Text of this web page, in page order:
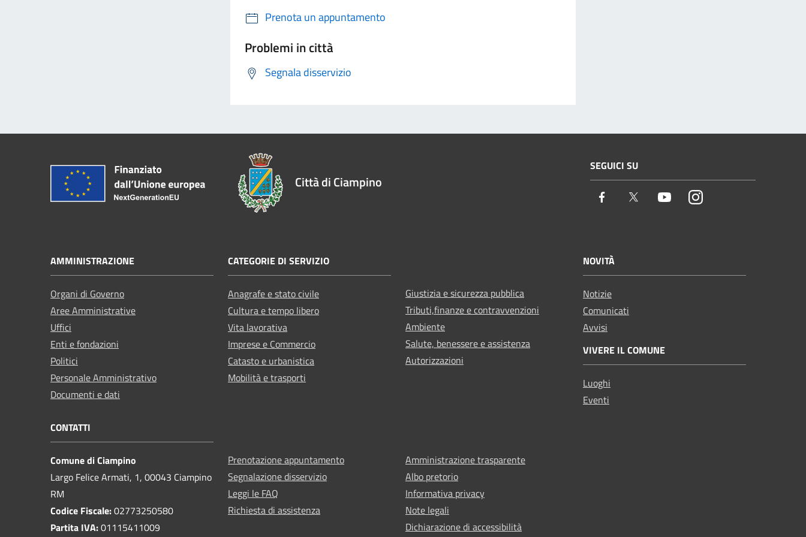
Prenota un appuntamento
Problemi in città
Segnala disservizio
Città di Ciampino
SEGUICI SU
Facebook Twitter YoutubeInstagram
AMMINISTRAZIONE
Organi di Governo
Aree Amministrative
Uffici
Enti e fondazioni
Politici
Personale Amministrativo
Documenti e dati
CATEGORIE DI SERVIZIO
Anagrafe e stato civile
Cultura e tempo libero
Vita lavorativa
Imprese e Commercio
Catasto e urbanistica
Mobilità e trasporti
Giustizia e sicurezza pubblica
Tributi,finanze e contravvenzioni
Ambiente
Salute, benessere e assistenza
Autorizzazioni
NOVITÀ
Notizie
Comunicati
Avvisi
VIVERE IL COMUNE
Luoghi
Eventi
CONTATTI
Comune di Ciampino
Largo Felice Armati, 1, 00043 Ciampino
RM
Codice Fiscale:02773250580
Partita IVA:01115411009
Prenotazione appuntamento
Segnalazione disservizio
Leggi le FAQ
Richiesta di assistenza
Amministrazione trasparente
Albo pretorio
Informativa privacy
Note legali
Dichiarazione di accessibilità